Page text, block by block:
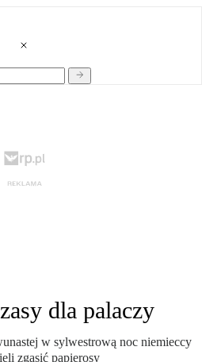
dla palaczy
w sylwestrową noc niemieccy
zgasić papierosy